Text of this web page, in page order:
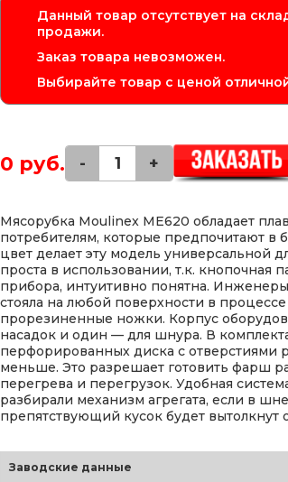
Данный товар отсутствует на
продажи.
Заказ товара невозможен.
Выбирайте товар с ценой
0 руб. - +
Мясорубка Moulinex ME620 обладает
потребителям, которые предпочитают
цвет делает эту модель универсальной
проста в использовании, т.к. кнопочная
прибора, интуитивно понятна.
стояла на любой поверхности в
прорезиненные ножки. Корпус
насадок и один — для шнура. В
перфорированных диска с отверстиями
меньше. Это разрешает готовить фарш
перегрева и перегрузок. Удобная
разбирали механизм агрегата, если в
препятствующий кусок будет вытолкнут
Заводские данные